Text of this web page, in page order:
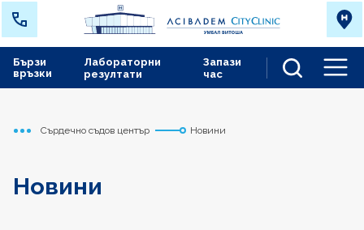
Лабораторни
резултати
Запази
час
Бързи
връзки
Начало
Сърдечно съдов център Новини
Новини